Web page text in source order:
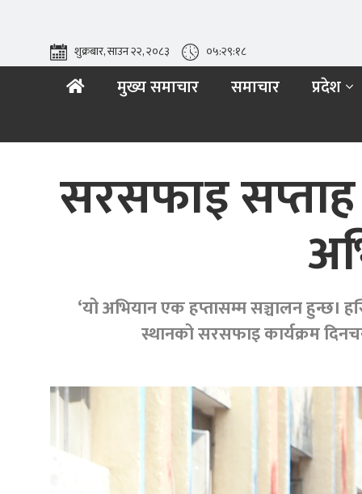
शुक्रबार, साउन २२, २०८३ ०५:२९:१९
मुख्य समाचार समाचार प्रदेश
सरसफाइ सप्ताह
‘यो अभियान एक हप्तासम्म सञ्चालन हुन्छ।
स्थानको सरसफाइ कार्यक्रम